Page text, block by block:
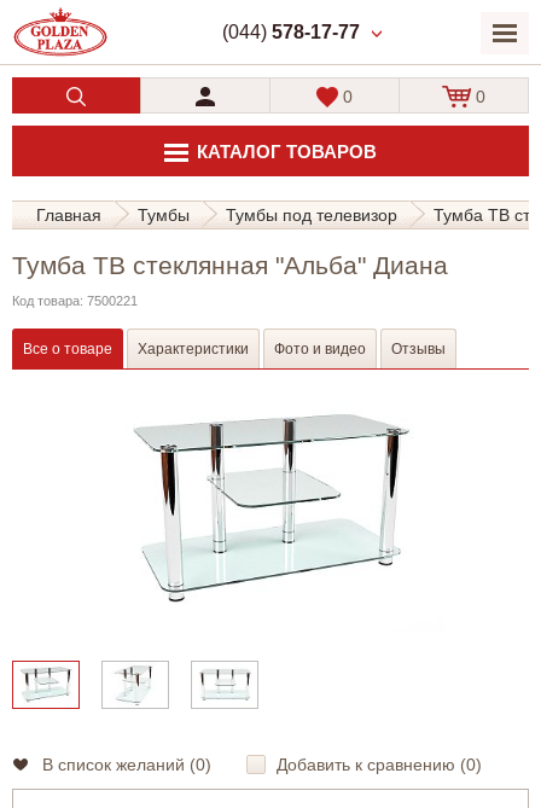
(044) 578-17-77
КАТАЛОГ ТОВАРОВ
0 0
Главная Тумбы Тумбы под телевизор Тумба ТВ
Тумба ТВ стеклянная "Альба" Диана
Код товара: 7500221
Все о товаре Характеристики Фото и видео Отзывы
В список желаний (0) Добавить к сравнению (0)